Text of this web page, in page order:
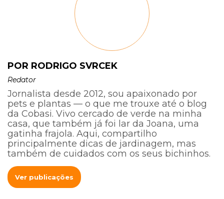
POR RODRIGO SVRCEK
Redator
Jornalista desde 2012, sou apaixonado por
pets e plantas — o que me trouxe até o blog
da Cobasi. Vivo cercado de verde na minha
casa, que também já foi lar da Joana, uma
gatinha frajola. Aqui, compartilho
principalmente dicas de jardinagem, mas
também de cuidados com os seus bichinhos.
Ver publicações